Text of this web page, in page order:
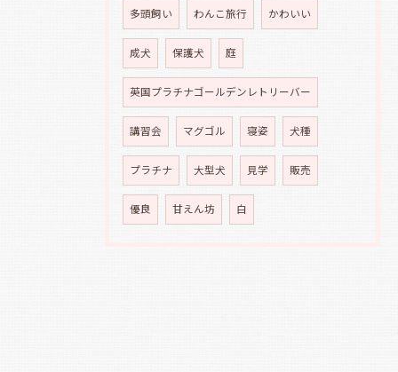
多頭飼い わんこ旅行 かわいい
成犬 保護犬 庭
英国プラチナゴールデンレトリーバー
講習会 マグゴル 寝姿 犬種
プラチナ 大型犬 見学 販売
優良 甘えん坊 白